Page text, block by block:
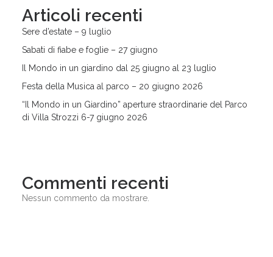
Articoli recenti
Sere d’estate – 9 luglio
Sabati di fiabe e foglie – 27 giugno
Il Mondo in un giardino dal 25 giugno al 23 luglio
Festa della Musica al parco – 20 giugno 2026
“Il Mondo in un Giardino” aperture straordinarie del Parco
di Villa Strozzi 6-7 giugno 2026
Commenti recenti
Nessun commento da mostrare.